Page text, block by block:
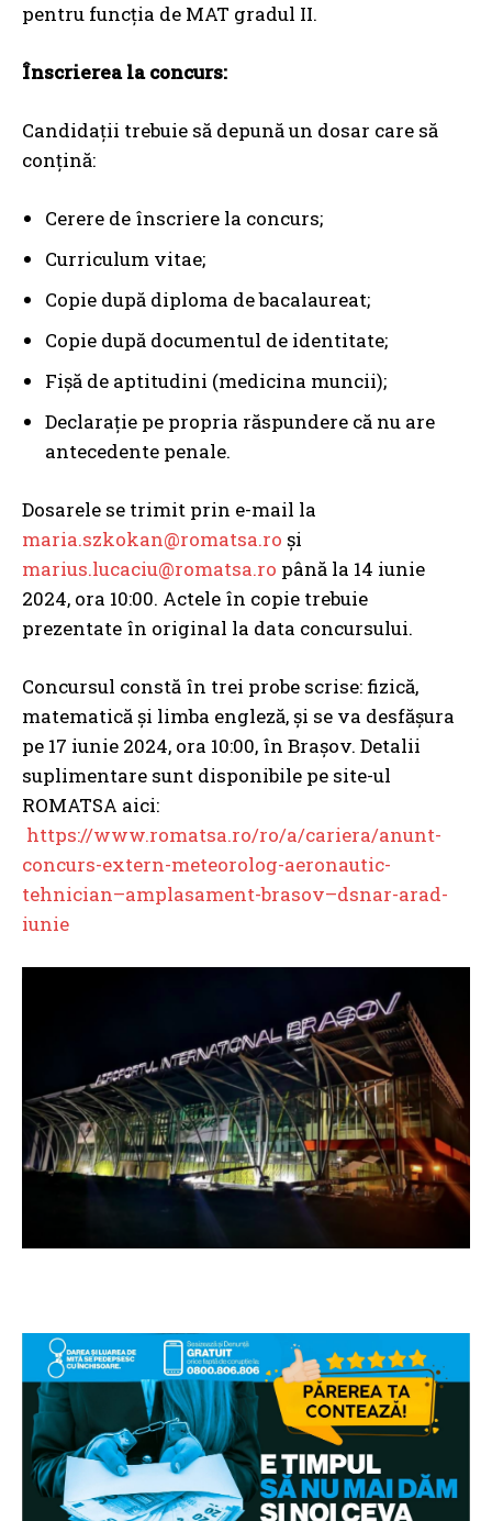
pentru funcția de MAT gradul II.
Înscrierea la concurs:
Candidații trebuie să depună un dosar care să
conțină:
Cerere de înscriere la concurs;
Curriculum vitae;
Copie după diploma de bacalaureat;
Copie după documentul de identitate;
Fișă de aptitudini (medicina muncii);
Declarație pe propria răspundere că nu are
antecedente penale.
Dosarele se trimit prin e-mail la
maria.szkokan@romatsa.ro și
marius.lucaciu@romatsa.ro până la 14 iunie
2024, ora 10:00. Actele în copie trebuie
prezentate în original la data concursului.
Concursul constă în trei probe scrise: fizică,
matematică și limba engleză, și se va desfășura
pe 17 iunie 2024, ora 10:00, în Brașov. Detalii
suplimentare sunt disponibile pe site-ul
ROMATSA aici:
https://www.romatsa.ro/ro/a/cariera/anunt-
concurs-extern-meteorolog-aeronautic-
tehnician–amplasament-brasov–dsnar-arad-
iunie